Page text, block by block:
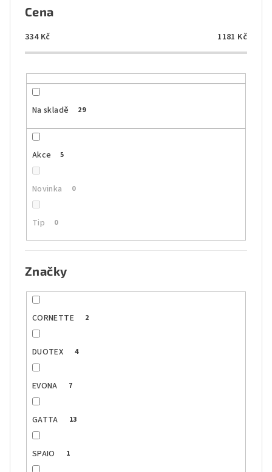
Cena
334Kč 1181 Kč
Na skladě 29
Akce 5
Novinka 0
Tip 0
Značky
CORNETTE 2
DUOTEX 4
EVONA 7
GATTA 13
SPAIO 1